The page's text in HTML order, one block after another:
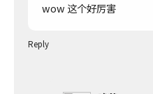
wow 这个好厉害
Reply